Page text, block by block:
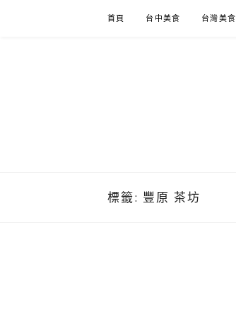
首頁 台中美食 台灣美食
標籤: 豐原 茶坊